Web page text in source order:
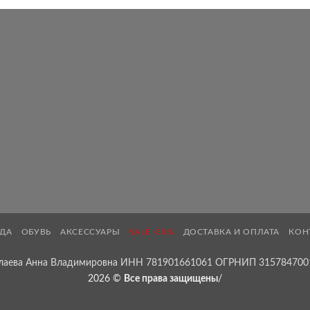
ОБУВЬ АКСЕССУАРЫ SALE -30% ДОСТАВКА И ОПЛАТА
Анна Владимировна ИНН 781901661061 ОГРНИП
2026 © Все права защищены/